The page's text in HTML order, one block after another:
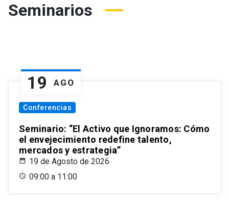
Seminarios
19 AGO
Conferencias
Seminario: “El Activo que Ignoramos: Cómo
el envejecimiento redefine talento,
mercados y estrategia”
19 de Agosto de 2026
09:00 a 11:00